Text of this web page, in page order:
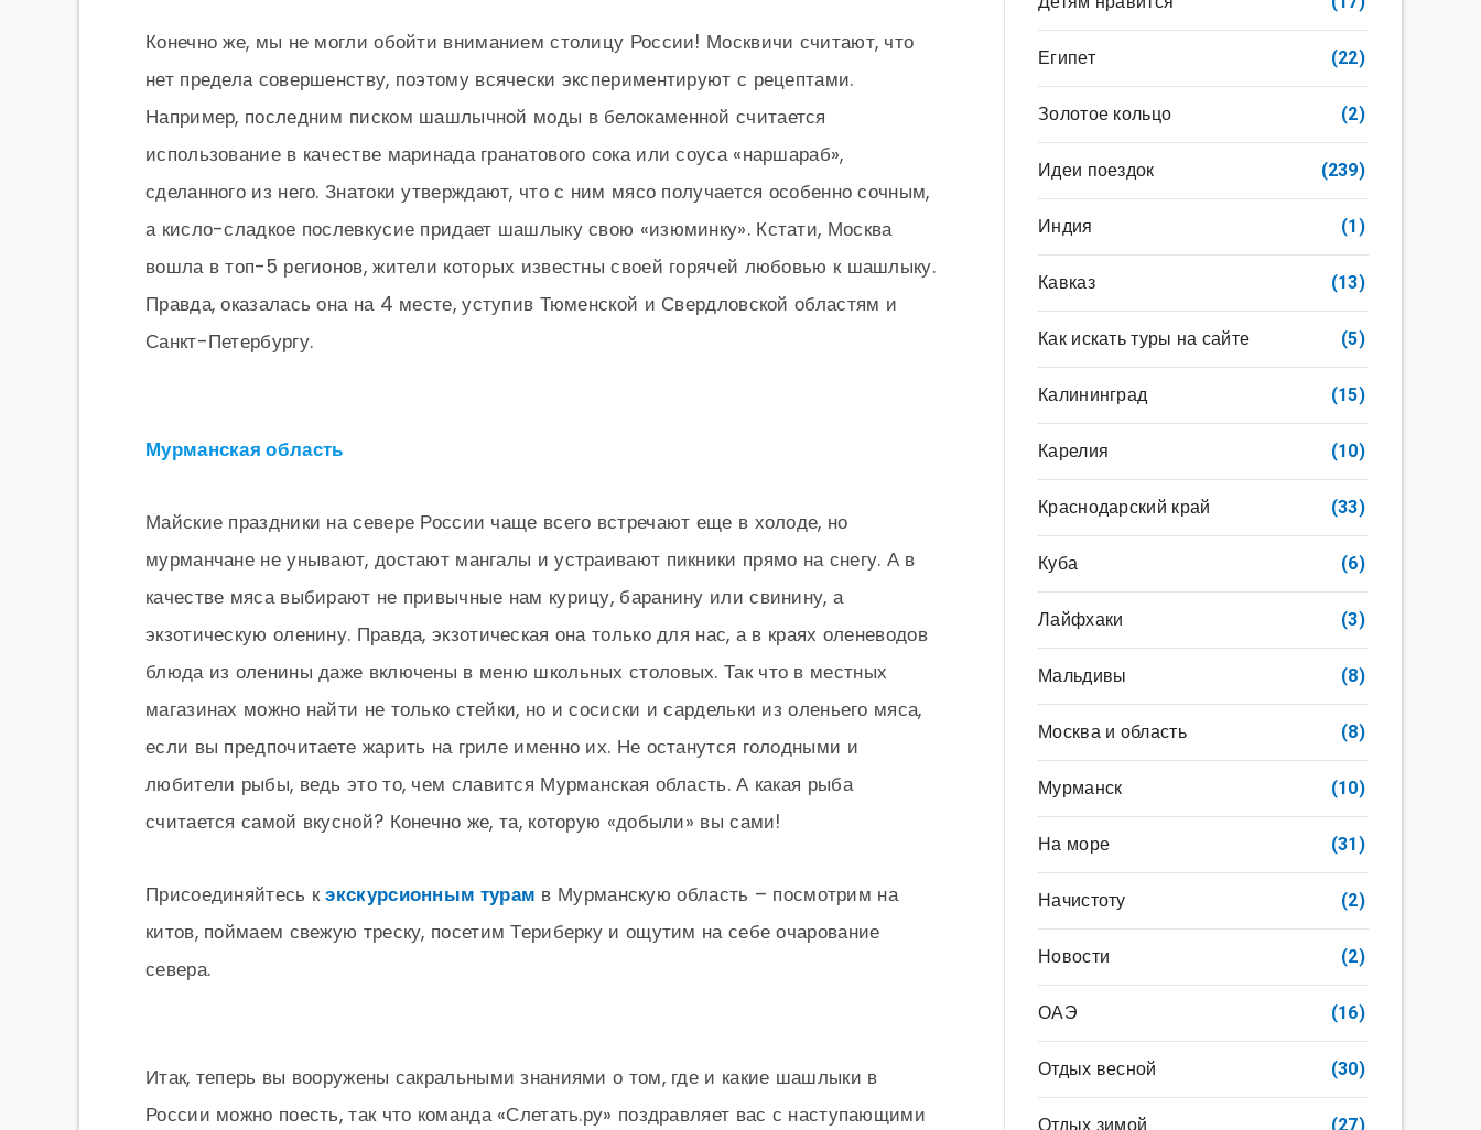
Конечно же, мы не могли обойти вниманием столицу России! Москвичи считают, что
нет предела совершенству, поэтому всячески экспериментируют с рецептами.
Например, последним писком шашлычной моды в белокаменной считается
использование в качестве маринада гранатового сока или соуса «наршараб»,
сделанного из него. Знатоки утверждают, что с ним мясо получается особенно сочным,
а кисло-сладкое послевкусие придает шашлыку свою «изюминку». Кстати, Москва
вошла в топ-5 регионов, жители которых известны своей горячей любовью к шашлыку.
Правда, оказалась она на 4 месте, уступив Тюменской и Свердловской областям и
Санкт-Петербургу.
Мурманская область
Майские праздники на севере России чаще всего встречают еще в холоде, но
мурманчане не унывают, достают мангалы и устраивают пикники прямо на снегу. А в
качестве мяса выбирают не привычные нам курицу, баранину или свинину, а
экзотическую оленину. Правда, экзотическая она только для нас, а в краях оленеводов
блюда из оленины даже включены в меню школьных столовых. Так что в местных
магазинах можно найти не только стейки, но и сосиски и сардельки из оленьего мяса,
если вы предпочитаете жарить на гриле именно их. Не останутся голодными и
любители рыбы, ведь это то, чем славится Мурманская область. А какая рыба
считается самой вкусной? Конечно же, та, которую «добыли» вы сами!
Присоединяйтесь кэкскурсионным турам в Мурманскую область – посмотрим на
китов, поймаем свежую треску, посетим Териберку и ощутим на себе очарование
севера.
Итак, теперь вы вооружены сакральными знаниями о том, где и какие шашлыки в
России можно поесть, так что команда «Слетать.ру» поздравляет вас с наступающими
Египет (22)
Золотое кольцо (2)
Идеи поездок (239)
Индия (1)
Кавказ (13)
Как искать туры на сайте (5)
Калининград (15)
Карелия (10)
Краснодарский край (33)
Куба (6)
Лайфхаки (3)
Мальдивы (8)
Москва и область (8)
Мурманск (10)
На море (31)
Начистоту (2)
Новости (2)
ОАЭ (16)
Отдых весной (30)
(27)